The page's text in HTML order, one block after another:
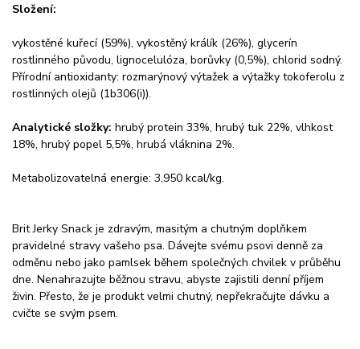
Složení:
vykostěné kuřecí (59%), vykostěný králík (26%), glycerín
rostlinného původu, lignocelulóza, borůvky (0,5%), chlorid sodný.
Přírodní antioxidanty: rozmarýnový výtažek a výtažky tokoferolu z
rostlinných olejů (1b306(i)).
Analytické složky: hrubý protein 33%, hrubý tuk 22%, vlhkost
18%, hrubý popel 5,5%, hrubá vláknina 2%.
Metabolizovatelná energie: 3,950 kcal/kg.
Brit Jerky Snack je zdravým, masitým a chutným doplňkem
pravidelné stravy vašeho psa. Dávejte svému psovi denně za
odměnu nebo jako pamlsek během společných chvilek v průběhu
dne. Nenahrazujte běžnou stravu, abyste zajistili denní příjem
živin. Přesto, že je produkt velmi chutný, nepřekračujte dávku a
cvičte se svým psem.